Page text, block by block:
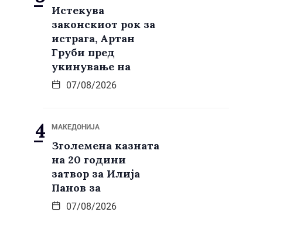
Истекува
законскиот рок за
истрага, Артан
Груби пред
укинување на
07/08/2026
МАКЕДОНИЈА
Зголемена казната
на 20 години
затвор за Илија
Панов за
07/08/2026